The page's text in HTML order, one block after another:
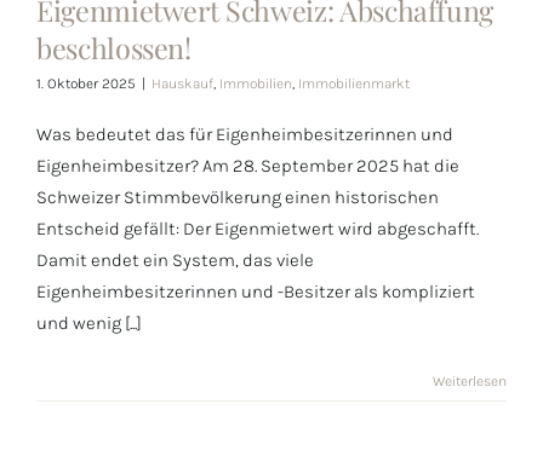
Eigenmietwert
Abschaffung
beschlossen!
Eigenmietwert Schweiz: Abschaffung
beschlossen!
1. Oktober 2025 Hauskauf, Immobilien, Immobilienmarkt
Was bedeutet das für Eigenheimbesitzerinnen und
Eigenheimbesitzer? Am 28. September 2025 hat die
Schweizer Stimmbevölkerung einen historischen
Entscheid gefällt: Der Eigenmietwert wird abgeschafft.
Damit endet ein System, das viele
Eigenheimbesitzerinnen und -Besitzer als kompliziert
und wenig [...]
Weiterlesen